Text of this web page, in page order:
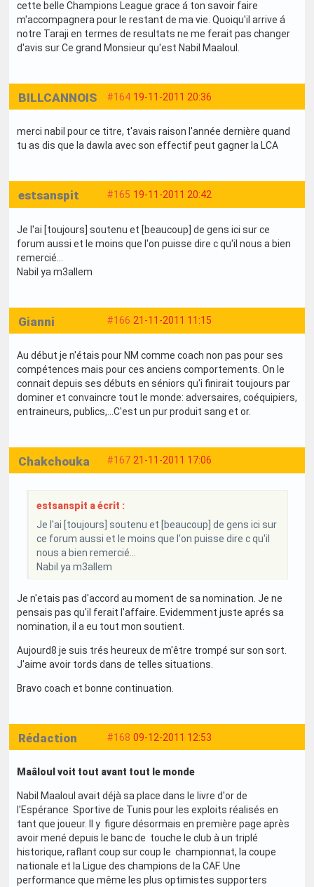
cette belle Champions League grace á ton savoir faire
m'accompagnera pour le restant de ma vie. Quoiqu'il arrive á
notre Taraji en termes de resultats ne me ferait pas changer
d'avis sur Ce grand Monsieur qu'est Nabil Maaloul.
#164 19-11-2011 20:36
BILLCANNOIS
merci nabil pour ce titre, t'avais raison l'année dernière quand
tu as dis que la dawla avec son effectif peut gagner la LCA
#165 19-11-2011 20:42
estsanspit
Je l'ai [toujours] soutenu et [beaucoup] de gens ici sur ce
forum aussi et le moins que l'on puisse dire c qu'il nous a bien
remercié...
Nabil ya m3allem
#166 21-11-2011 11:15
Gianni
Au début je n'étais pour NM comme coach non pas pour ses
compétences mais pour ces anciens comportements. On le
connait depuis ses débuts en séniors qu'i finirait toujours par
dominer et convaincre tout le monde: adversaires, coéquipiers,
entraineurs, publics,...C'est un pur produit sang et or.
#167 21-11-2011 17:06
Chakchouka
estsanspit a écrit :
Je l'ai [toujours] soutenu et [beaucoup] de gens ici sur
ce forum aussi et le moins que l'on puisse dire c qu'il
nous a bien remercié...
Nabil ya m3allem
Je n'etais pas d'accord au moment de sa nomination. Je ne
pensais pas qu'il ferait l'affaire. Evidemment juste aprés sa
nomination, il a eu tout mon soutient.
Aujourd8 je suis trés heureux de m'être trompé sur son sort.
J'aime avoir tords dans de telles situations.
Bravo coach et bonne continuation.
#168 09-12-2011 12:53
Rédaction
Maâloul voit tout avant tout le monde
Nabil Maaloul avait déjà sa place dans le livre d'or de
l'Espérance Sportive de Tunis pour les exploits réalisés en
tant que joueur. Il y figure désormais en première page après
avoir mené depuis le banc de touche le club à un triplé
historique, raflant coup sur coup le championnat, la coupe
nationale et la Ligue des champions de la CAF. Une
performance que même les plus optimistes supporters